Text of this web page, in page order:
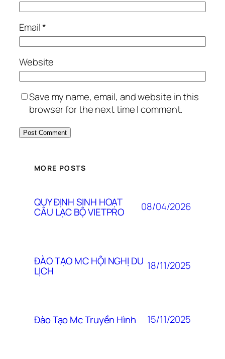
Email*
Website
Save my name, email, and website in this
browser for the next time I comment.
MORE POSTS
QUY ĐỊNH SINH HOẠT
CÂU LẠC BỘ VIETPRO 08/04/2026
ĐÀO TẠO MC HỘI NGHỊ DU
LỊCH 18/11/2025
Đào Tạo Mc Truyền Hình 15/11/2025